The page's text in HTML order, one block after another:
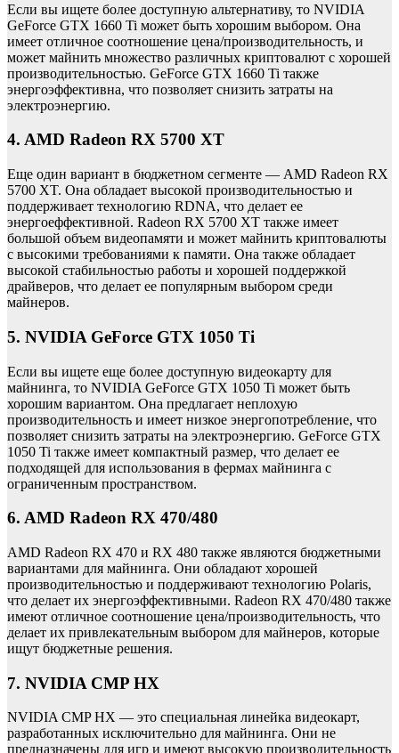
Если вы ищете более доступную альтернативу, то NVIDIA
GeForce GTX 1660 Ti может быть хорошим выбором. Она
имеет отличное соотношение цена/производительность, и
может майнить множество различных криптовалют с хорошей
производительностью. GeForce GTX 1660 Ti также
энергоэффективна, что позволяет снизить затраты на
электроэнергию.
4. AMD Radeon RX 5700 XT
Еще один вариант в бюджетном сегменте — AMD Radeon RX
5700 XT. Она обладает высокой производительностью и
поддерживает технологию RDNA, что делает ее
энергоеффективной. Radeon RX 5700 XT также имеет
большой объем видеопамяти и может майнить криптовалюты
с высокими требованиями к памяти. Она также обладает
высокой стабильностью работы и хорошей поддержкой
драйверов, что делает ее популярным выбором среди
майнеров.
5. NVIDIA GeForce GTX 1050 Ti
Если вы ищете еще более доступную видеокарту для
майнинга, то NVIDIA GeForce GTX 1050 Ti может быть
хорошим вариантом. Она предлагает неплохую
производительность и имеет низкое энергопотребление, что
позволяет снизить затраты на электроэнергию. GeForce GTX
1050 Ti также имеет компактный размер, что делает ее
подходящей для использования в фермах майнинга с
ограниченным пространством.
6. AMD Radeon RX 470/480
AMD Radeon RX 470 и RX 480 также являются бюджетными
вариантами для майнинга. Они обладают хорошей
производительностью и поддерживают технологию Polaris,
что делает их энергоэффективными. Radeon RX 470/480 также
имеют отличное соотношение цена/производительность, что
делает их привлекательным выбором для майнеров, которые
ищут бюджетные решения.
7. NVIDIA CMP HX
NVIDIA CMP HX — это специальная линейка видеокарт,
разработанных исключительно для майнинга. Они не
предназначены для игр и имеют высокую производительность